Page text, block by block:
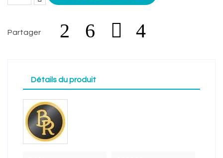
Partager
Détails du produit